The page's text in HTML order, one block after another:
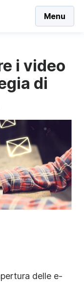
Menu
i video
di
delle e-